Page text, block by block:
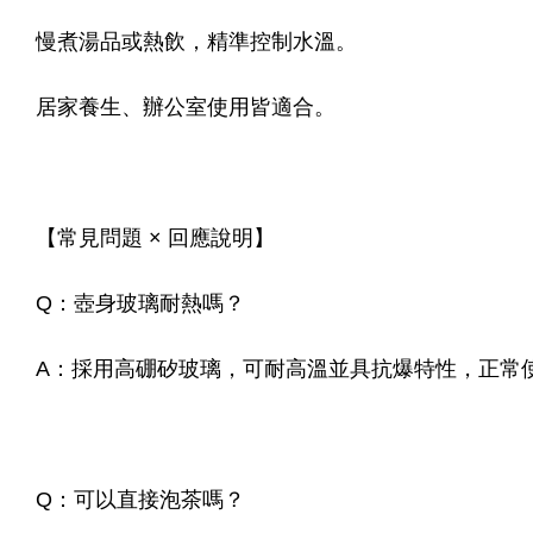
慢煮湯品或熱飲，精準控制水溫。
居家養生、辦公室使用皆適合。
【常見問題 × 回應說明】
Q：壺身玻璃耐熱嗎？
A：採用高硼矽玻璃，可耐高溫並具抗爆特性，正常
Q：可以直接泡茶嗎？